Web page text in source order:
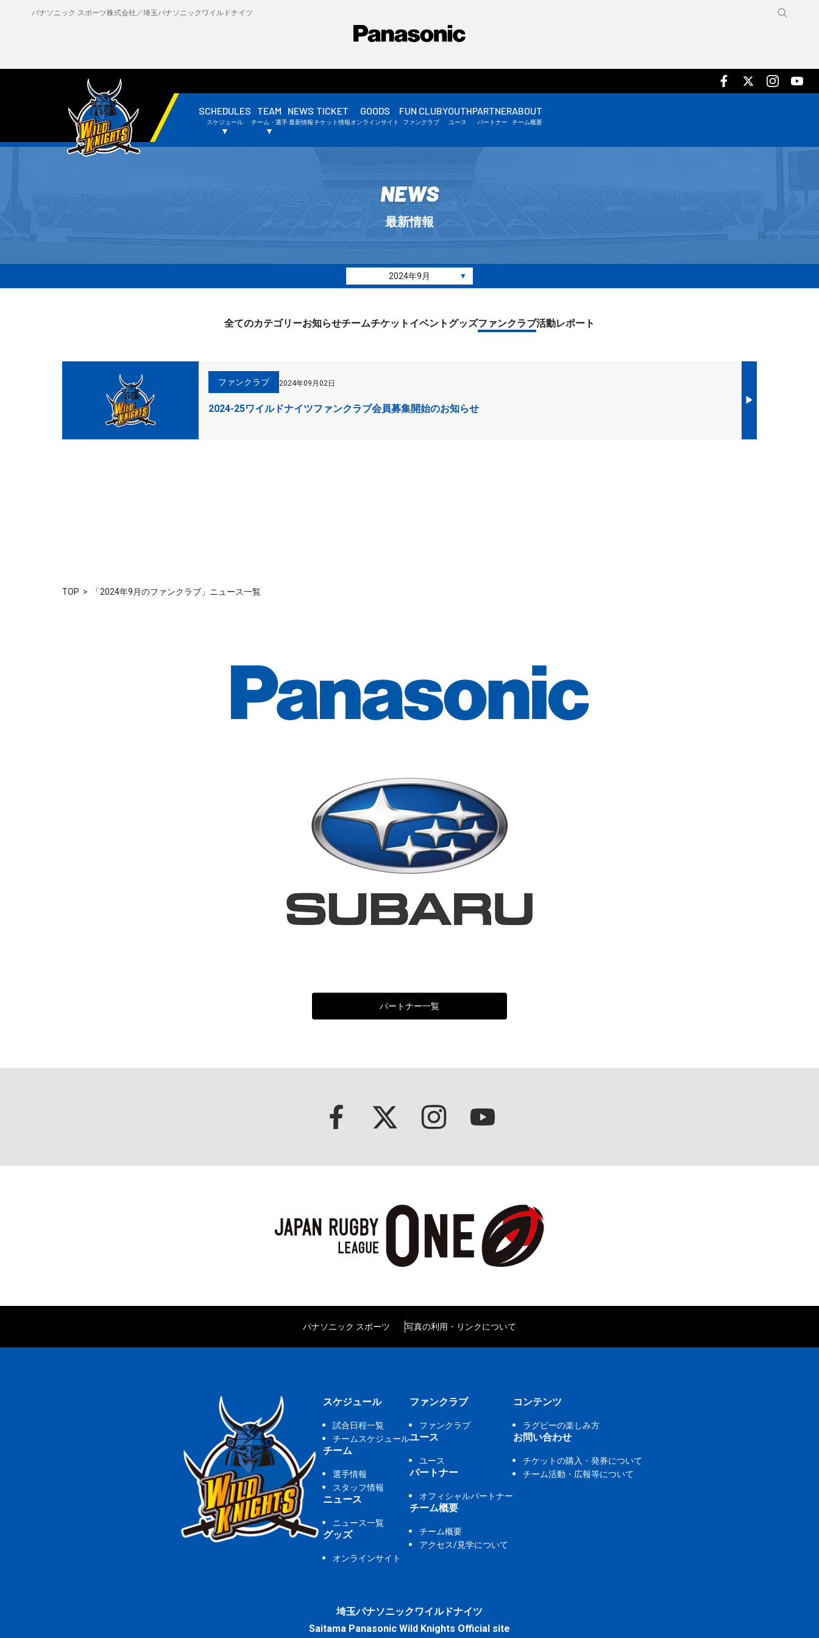
パナソニック スポーツ株式会社／埼玉パナソニックワイルドナイツ
SCHEDULES
スケジュール
▼
TEAM
チーム・選手
▼
NEWS
最新情報
TICKET
チケット情報
GOODS
オンラインサイト
FUN CLUB
ファンクラブ
YOUTH
ユース
PARTNER
パートナー
ABOUT
チーム概要
・試合日程・結果
・チームスケジュール
・選手情報
・スタッフ情報
NEWS
最新情報
2024年9月 ▼
全てのカテゴリーお知らせチームチケット イベント グッズファンクラブ活動レポート
ファンクラブ 2024年09月02日
2024-25ワイルドナイツファンクラブ会員募集開始のお知らせ
▶︎
TOP 「2024年9月のファンクラブ」ニュース一覧
パートナー一覧
パナソニック スポーツ 写真の利用・リンクについて
スケジュール
試合日程一覧
チームスケジュール
チーム
選手情報
スタッフ情報
ニュース
ニュース一覧
グッズ
オンラインサイト
ファンクラブ
ファンクラブ
ユース
ユース
パートナー
オフィシャルパートナー
チーム概要
チーム概要
アクセス/見学について
コンテンツ
ラグビーの楽しみ方
お問い合わせ
チケットの購入・発券について
チーム活動・広報等について
埼玉パナソニックワイルドナイツ
Saitama Panasonic Wild Knights Official site